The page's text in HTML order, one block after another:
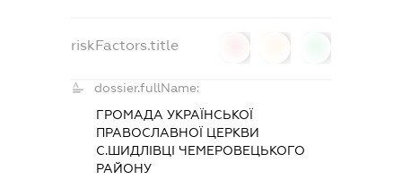
riskFactors.title
dossier.fullName:
ГРОМАДА УКРАЇНСЬКОЇ
ПРАВОСЛАВНОЇ ЦЕРКВИ
С.ШИДЛІВЦІ ЧЕМЕРОВЕЦЬКОГО
РАЙОНУ